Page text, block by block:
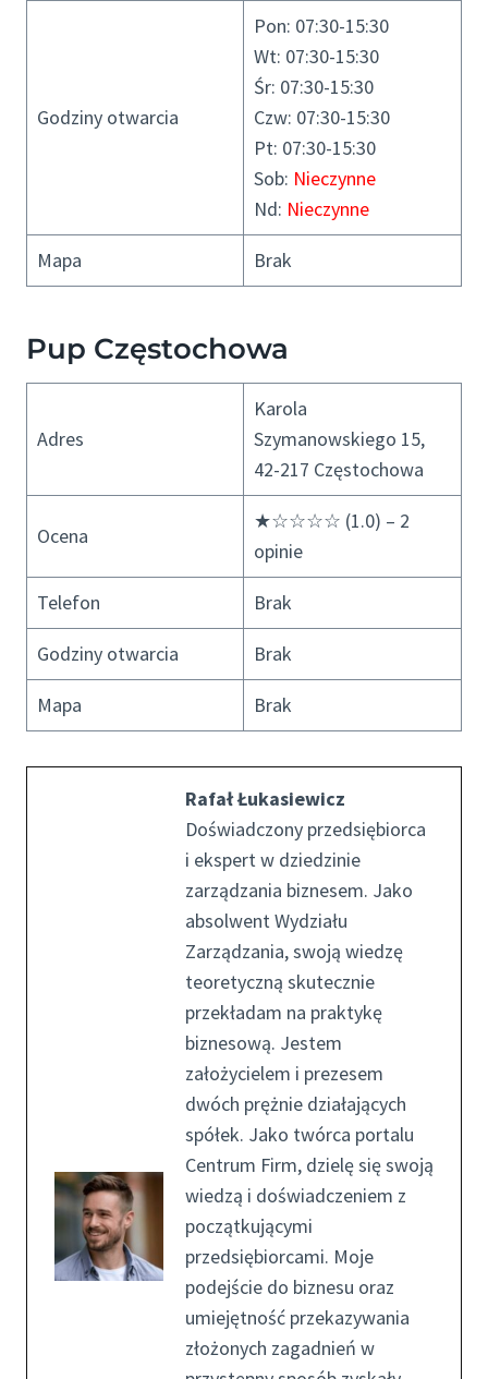
Godziny otwarcia
Pon: 07:30-15:30
Wt: 07:30-15:30
Śr: 07:30-15:30
Czw: 07:30-15:30
Pt: 07:30-15:30
Sob: Nieczynne
Nd: Nieczynne
Mapa Brak
Pup Częstochowa
Adres
Karola
Szymanowskiego 15,
42-217 Częstochowa
Ocena
★☆☆☆☆ (1.0) – 2
opinie
Telefon Brak
Godziny otwarcia Brak
Mapa Brak
Rafał Łukasiewicz
Doświadczony przedsiębiorca
i ekspert w dziedzinie
zarządzania biznesem. Jako
absolwent Wydziału
Zarządzania, swoją wiedzę
teoretyczną skutecznie
przekładam na praktykę
biznesową. Jestem
założycielem i prezesem
dwóch prężnie działających
spółek. Jako twórca portalu
Centrum Firm, dzielę się swoją
wiedzą i doświadczeniem z
początkującymi
przedsiębiorcami. Moje
podejście do biznesu oraz
umiejętność przekazywania
złożonych zagadnień w